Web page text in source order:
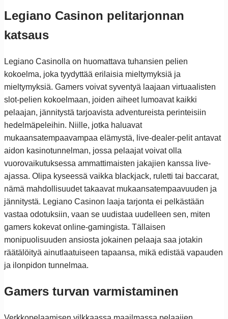
Legiano Casinon pelitarjonnan
katsaus
Legiano Casinolla on huomattava tuhansien pelien
kokoelma, joka tyydyttää erilaisia mieltymyksiä ja
mieltymyksiä. Gamers voivat syventyä laajaan virtuaalisten
slot-pelien kokoelmaan, joiden aiheet lumoavat kaikki
pelaajan, jännitystä tarjoavista adventureista perinteisiin
hedelmäpeleihin. Niille, jotka haluavat
mukaansatempaavampaa elämystä, live-dealer-pelit antavat
aidon kasinotunnelman, jossa pelaajat voivat olla
vuorovaikutuksessa ammattimaisten jakajien kanssa live-
ajassa. Olipa kyseessä vaikka blackjack, ruletti tai baccarat,
nämä mahdollisuudet takaavat mukaansatempaavuuden ja
jännitystä. Legiano Casinon laaja tarjonta ei pelkästään
vastaa odotuksiin, vaan se uudistaa uudelleen sen, miten
gamers kokevat online-gamingista. Tällaisen
monipuolisuuden ansiosta jokainen pelaaja saa jotakin
räätälöityä ainutlaatuiseen tapaansa, mikä edistää vapauden
ja ilonpidon tunnelmaa.
Gamers turvan varmistaminen